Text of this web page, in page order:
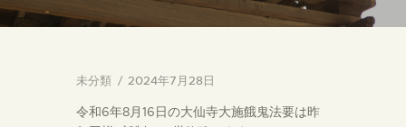
沿革
アクセス
未分類 2024年7月28日
令和6年8月16日の大仙寺大施餓鬼法要は昨